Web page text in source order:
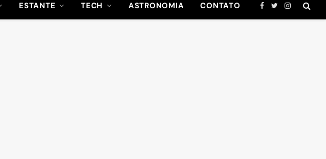
ESTANTE TECH ASTRONOMIA CONTATO Facebook
TwitterInstagram